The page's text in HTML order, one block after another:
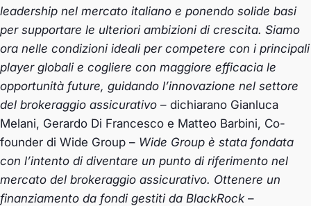
leadership nel mercato italiano e ponendo solide basi
per supportare le ulteriori ambizioni di crescita. Siamo
ora nelle condizioni ideali per competere con i principali
player globali e cogliere con maggiore efficacia le
opportunità future, guidando l’innovazione nel settore
del brokeraggio assicurativo – dichiarano Gianluca
Melani, Gerardo Di Francesco e Matteo Barbini, Co-
founder di Wide Group – Wide Group è stata fondata
con l’intento di diventare un punto di riferimento nel
mercato del brokeraggio assicurativo. Ottenere un
finanziamento da fondi gestiti da BlackRock –